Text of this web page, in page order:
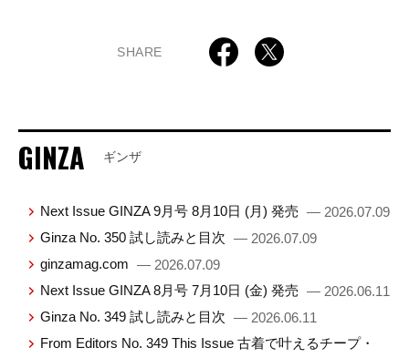
SHARE
GINZA ギンザ
Next Issue GINZA 9月号 8月10日 (月) 発売 — 2026.07.09
Ginza No. 350 試し読みと目次 — 2026.07.09
ginzamag.com — 2026.07.09
Next Issue GINZA 8月号 7月10日 (金) 発売 — 2026.06.11
Ginza No. 349 試し読みと目次 — 2026.06.11
From Editors No. 349 This Issue 古着で叶えるチープ・